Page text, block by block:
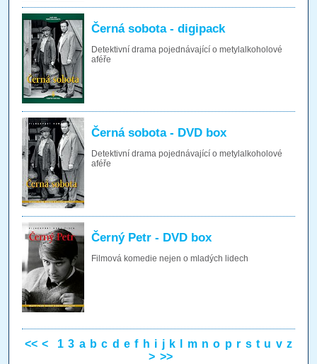
Černá sobota - digipack
Detektivní drama pojednávající o metylalkoholové
aféře
Černá sobota - DVD box
Detektivní drama pojednávající o metylalkoholové
aféře
Černý Petr - DVD box
Filmová komedie nejen o mladých lidech
<< < 1 3 a b c d e f h i j k m n o p r s t u v z
> >>